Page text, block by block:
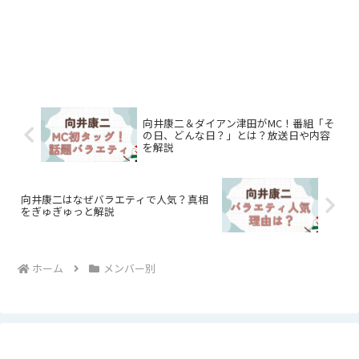
向井康二＆ダイアン津田がMC！番組「そ
の日、どんな日？」とは？放送日や内容
を解説
向井康二はなぜバラエティで人気？真相
をぎゅぎゅっと解説
ホーム メンバー別